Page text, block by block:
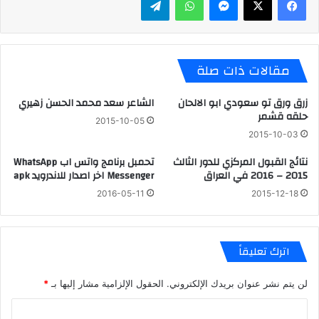
مقالات ذات صلة
زرق ورق تو سعودي ابو الالحان
حلقه قشمر
2015-10-03
الشاعر سعد محمد الحسن زهيري
2015-10-05
نتائج القبول المركزي للدور الثالث
2015 – 2016 في العراق
2015-12-18
تحمبل برنامج واتس اب WhatsApp
Messenger اخر اصدار للاندرويد apk
2016-05-11
اترك تعليقاً
لن يتم نشر عنوان بريدك الإلكتروني. الحقول الإلزامية مشار إليها بـ *